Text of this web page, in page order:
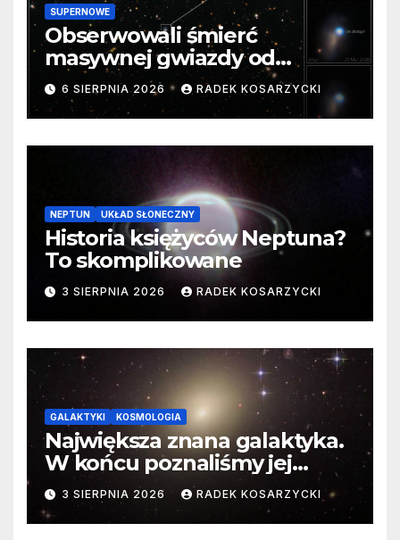
SUPERNOWE
Obserwowali śmierć
masywnej gwiazdy od
samego początku. Niezwykle
cenne dane
6 SIERPNIA 2026 RADEK KOSARZYCKI
NEPTUN UKŁAD SŁONECZNY
Historia księżyców Neptuna?
To skomplikowane
3 SIERPNIA 2026 RADEK KOSARZYCKI
GALAKTYKI KOSMOLOGIA
Największa znana galaktyka.
W końcu poznaliśmy jej
faktyczne wymiary
3 SIERPNIA 2026 RADEK KOSARZYCKI